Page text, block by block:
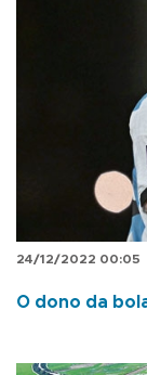
24/12/2022 00:05
O dono da